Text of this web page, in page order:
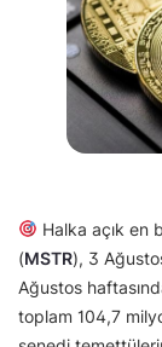
Halka açık en
(MSTR), 3
Ağustos
toplam 104,7